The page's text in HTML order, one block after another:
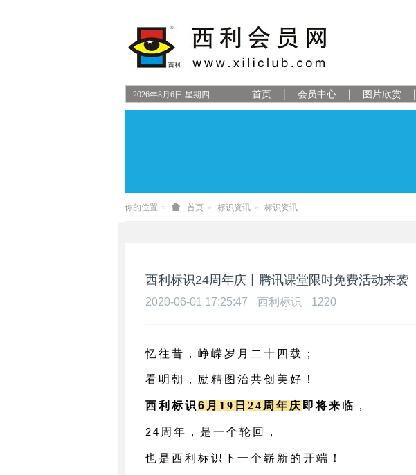
2026年8月 6 日 星期四 首页 会员中心 图片欣赏
你的位置 首页 标识资讯 标识资讯
西利标识24周年庆丨腾讯课堂限时免费活动来袭
2020-06-01 17:25:47 西利标识 1220
忆往昔，峥嵘岁月二十四载；
看明朝，励精图治共创美好！
西利标识 6 月 19 日 24 周年庆 即将来临 ，
24 周年，是一个轮回，
也是西利标识下一个崭新的开端！